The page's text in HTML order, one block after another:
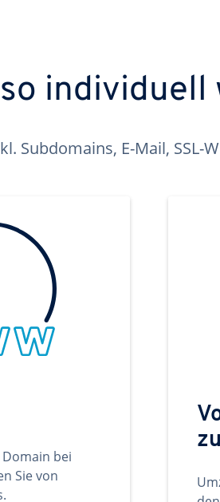
individuell
Subdomains, E-Mail,
bei
Sie von